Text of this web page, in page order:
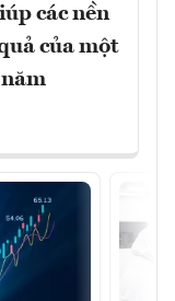
các nền
của một